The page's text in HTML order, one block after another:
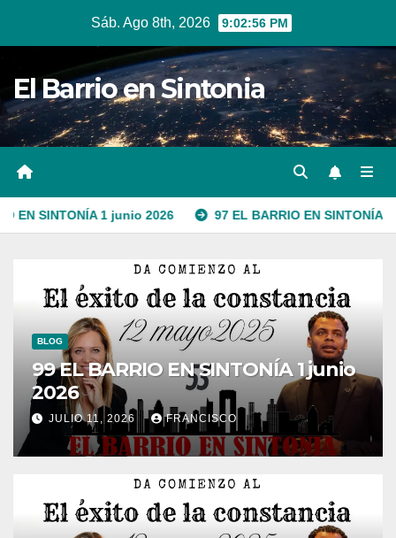
Sáb. Ago 8th, 2026 9:02:57 PM
El Barrio en Sintonia
1 junio 2026 97 EL BARRIO EN SINTONÍA 1 junio 2026
BLOG
99 EL BARRIO EN SINTONÍA 1 junio
2026
JULIO 11, 2026 FRANCISCO